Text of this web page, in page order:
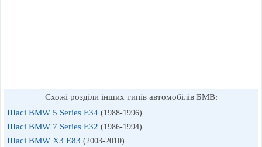
Схожі розділи інших типів автомобілів БМВ:
Шасі BMW 5 Series E34 (1988-1996)
Шасі BMW 7 Series E32 (1986-1994)
Шасі BMW X3 E83 (2003-2010)